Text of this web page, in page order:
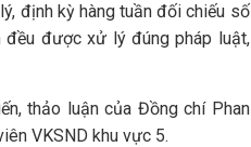
định kỳ hàng tuần đối chiếu số
được xử lý đúng pháp luật,
thảo luận của Đồng chí Phan
VKSND khu vực 5.